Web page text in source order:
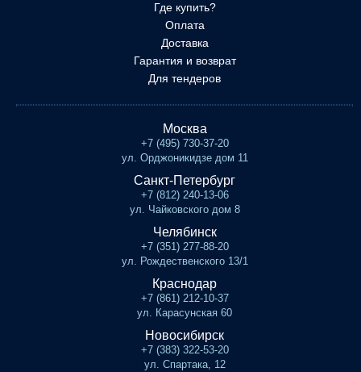
Где купить?
Оплата
Доставка
Гарантия и возврат
Для тендеров
Москва
+7 (495) 730-37-20
ул. Орджоникидзе дом 11
Санкт-Петербург
+7 (812) 240-13-06
ул. Чайковского дом 8
Челябинск
+7 (351) 277-88-20
ул. Рождественского 13/1
Краснодар
+7 (861) 212-10-37
ул. Карасунская 60
Новосибирск
+7 (383) 322-53-20
ул. Спартака, 12